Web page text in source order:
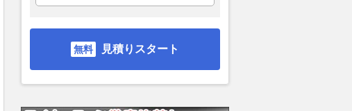
見積りスタート